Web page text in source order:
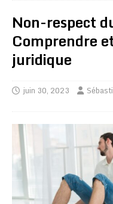
Non-respect
Comprendre
juridique
juin 30, 2023